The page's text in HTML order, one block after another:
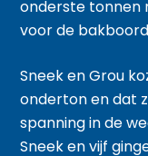
onderste tonnen
voor de
Sneek en Grou
onderton en dat
spanning in de
Sneek en vijf